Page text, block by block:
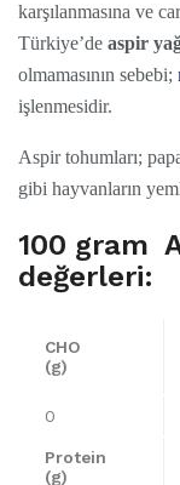
karşılanmasına ve
Türkiye’de aspir
olmamasının sebebi;
işlenmesidir.
Aspir tohumları;
gibi hayvanların
100 gram
değerleri:
CHO
(g)
0
Protein
(g)